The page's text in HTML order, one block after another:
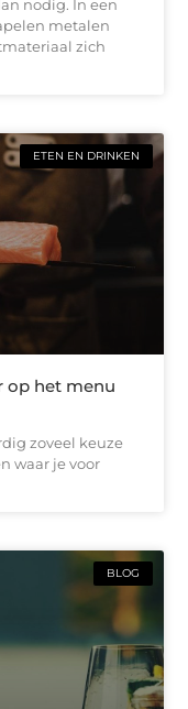
nodig. In een
metalen
zich
ETEN EN DRINKEN
op het menu
zoveel keuze
waar je voor
BLOG